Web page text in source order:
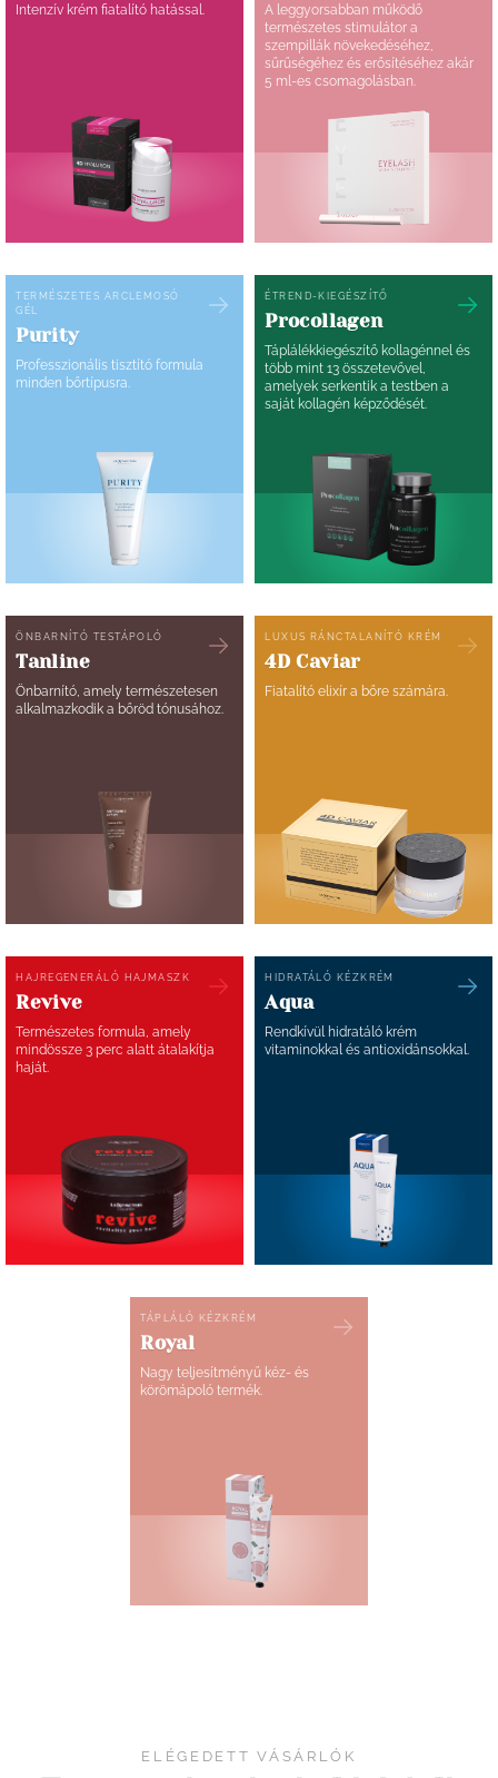
Intenzív krém fiatalító hatással.
A leggyorsabban működő
természetes stimulátor a
szempillák növekedéséhez,
sűrűségéhez és erősítéséhez akár
5 ml-es csomagolásban.
TERMÉSZETES ARCLEMOSÓ
GÉL
Purity
Professzionális tisztító formula
minden bőrtípusra.
ÉTREND-KIEGÉSZÍTŐ
Procollagen
Táplálékkiegészítő kollagénnel és
több mint 13 összetevővel,
amelyek serkentik a testben a
saját kollagén képződését.
ÖNBARNÍTÓ TESTÁPOLÓ
Tanline
Önbarnító, amely természetesen
alkalmazkodik a bőröd tónusához.
LUXUS RÁNCTALANÍTÓ KRÉM
4D Caviar
Fiatalító elixír a bőre számára.
HAJREGENERÁLÓ HAJMASZK
Revive
Természetes formula, amely
mindössze 3 perc alatt átalakítja
haját.
HIDRATÁLÓ KÉZKRÉM
Aqua
Rendkívül hidratáló krém
vitaminokkal és antioxidánsokkal.
TÁPLÁLÓ KÉZKRÉM
Royal
Nagy teljesítményű kéz- és
körömápoló termék.
ELÉGEDETT VÁSÁRLÓK